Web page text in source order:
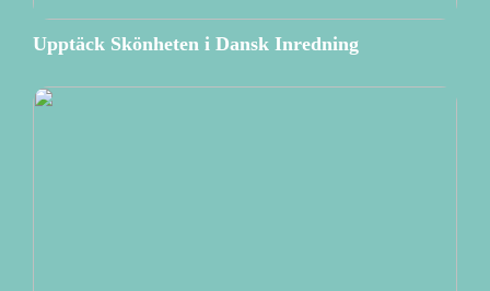
Upptäck Skönheten i Dansk Inredning